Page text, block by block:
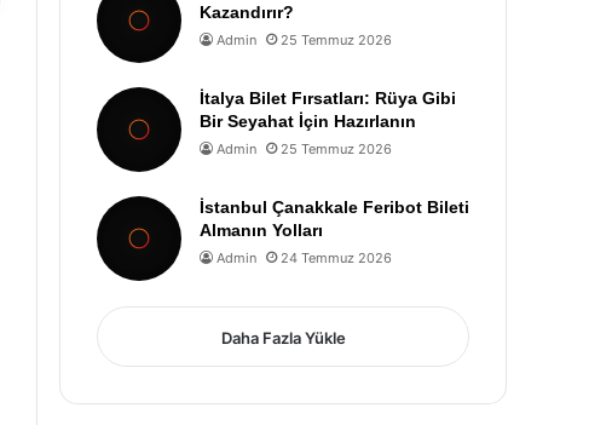
Kazandırır?
Admin 25 Temmuz 2026
İtalya Bilet Fırsatları: Rüya Gibi
Bir Seyahat İçin Hazırlanın
Admin 25 Temmuz 2026
İstanbul Çanakkale Feribot Bileti
Almanın Yolları
Admin 24 Temmuz 2026
Daha Fazla Yükle